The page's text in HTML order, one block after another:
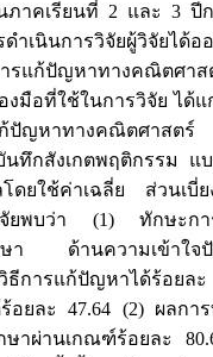
าคเรียนที่ 2 และ 3 ปีก
เนินการวิจัยผู้วิจัยได้อ
แก้ปัญหาทางคณิตศาส
งมือที่ใช้ในการวิจัย ได้
ก้ปัญหาทางคณิตศาสต
นทึกสังเกตพฤติกรรม แ
ดยใช้ค่าเฉลี่ย ส่วนเบี่ย
ยพบว่า (1) ทักษะกา
า ด้านความเข้าใจปั
ธีการแก้ปัญหาได้ร้อย
อยละ 47.64 (2) ผลกา
าผ่านเกณฑ์ร้อยละ